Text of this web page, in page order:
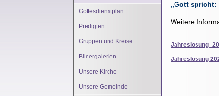
Gottesdienstplan
Predigten
Gruppen und Kreise
Bildergalerien
Unsere Kirche
Unsere Gemeinde
„Gott spricht:
Weitere
Jahreslosung